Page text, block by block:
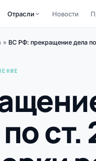
Отрасли Новости
» ВС РФ: прекращение дела
ст.